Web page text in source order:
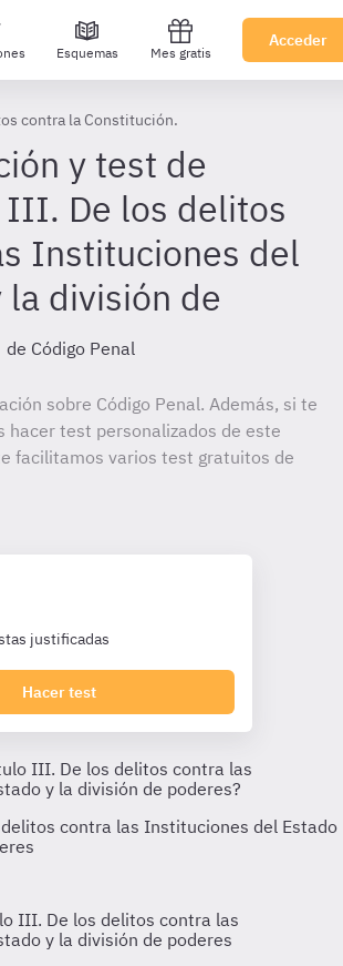
Esquemas Mes gratis
Acceder
contra la Constitución.
y test de
III. De los delitos
Instituciones del
la división de
de Código Penal
sobre Código Penal. Además, si te
hacer test personalizados de este
facilitamos varios test gratuitos de
justificadas
Hacer test